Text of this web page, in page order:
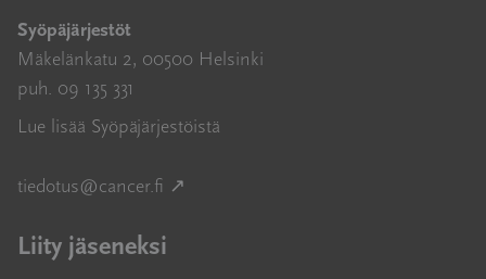
Syöpäjärjestöt
Mäkelänkatu 2, 00500 Helsinki
puh. 09 135 331
Lue lisää Syöpäjärjestöistä
tiedotus@cancer.fi ↗
Liity jäseneksi